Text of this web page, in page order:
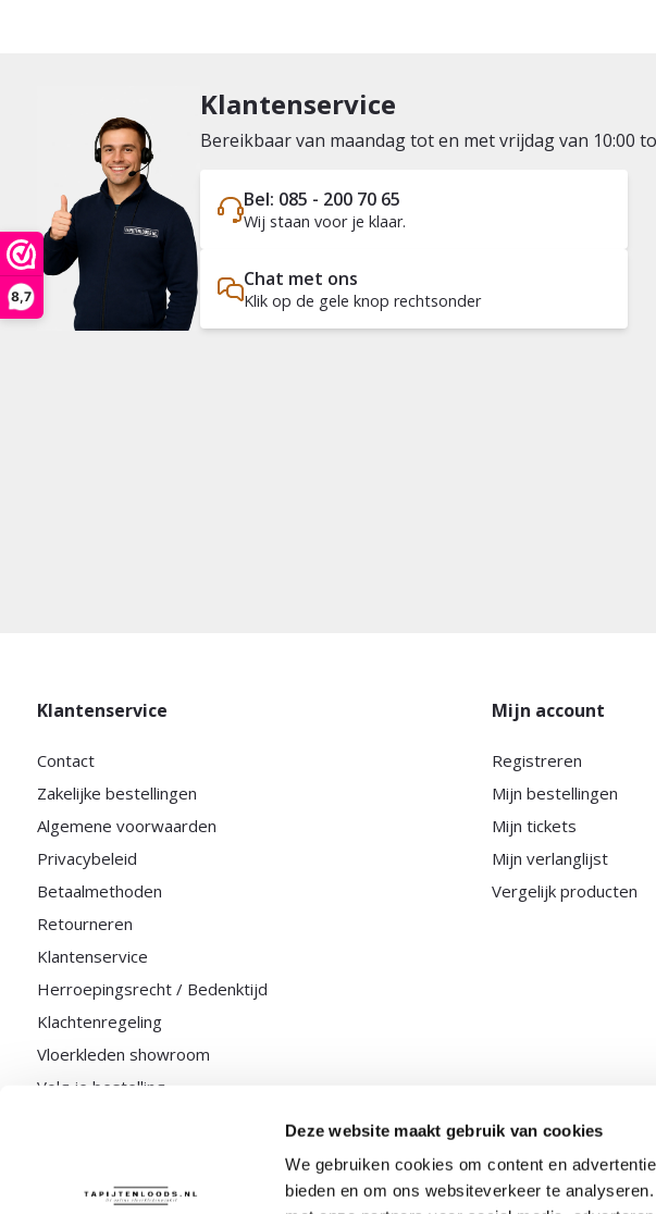
Deze website maakt gebruik van cookies
We gebruiken cookies om content en
bieden en om ons websiteverkeer te
8,7
Klantenservice
Bereikbaar van maandag tot en met vrijdag van 10:00
Bel: 085 - 200 70 65
Wij staan voor je klaar.
Chat met ons
Klik op de gele knop rechtsonder
Klantenservice
Contact
Zakelijke bestellingen
Algemene voorwaarden
Privacybeleid
Betaalmethoden
Retourneren
Klantenservice
Herroepingsrecht / Bedenktijd
Klachtenregeling
Vloerkleden showroom
Volg je bestelling
Mijn account
Registreren
Mijn bestellingen
Mijn tickets
Mijn verlanglijst
Vergelijk producten